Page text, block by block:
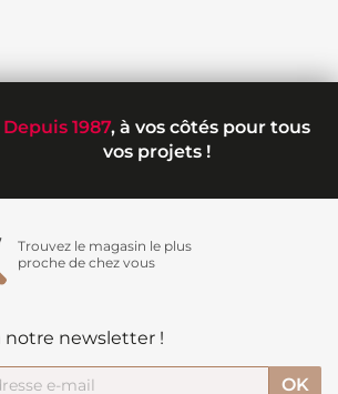
Depuis 1987, à vos côtés pour tous
vos projets !
Trouvez le magasin le plus
proche de chez vous
notre newsletter !